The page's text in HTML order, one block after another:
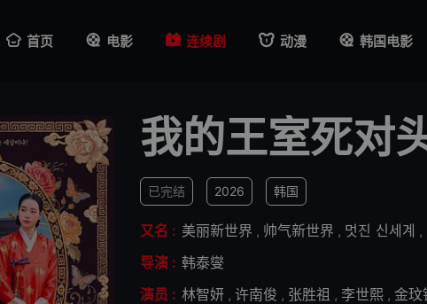
首页 电影 连续剧 动漫 韩国电影
我的王室死对
已完结 2026 韩国
又名 : 美丽新世界 , 帅气新世界 , 멋진 신세계 ,
导演 : 韩泰燮
演员 : 林智妍 , 许南俊 , 张胜祖 , 李世熙 , 金玟